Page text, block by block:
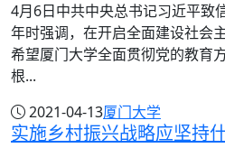
4月6日中共中央总书记习近平致
年时强调，在开启全面建设社会
希望厦门大学全面贯彻党的教育
根...
2021-04-13厦门大学
实施乡村振兴战略应坚持